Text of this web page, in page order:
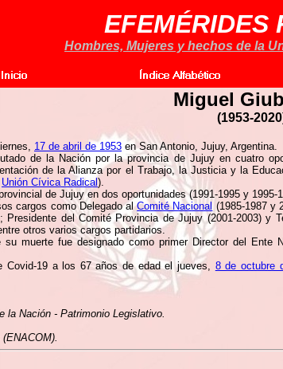
EFEMÉRIDES
Hombres, Mujeres y hechos de la
Miguel
(1953-
17 de abril de 1953 en San Antonio, Jujuy, Argentina.
de la Nación por la provincia de Jujuy en cuatro
de la Alianza por el Trabajo, la Justicia y la
Unión Cívica Radical).
de Jujuy en dos oportunidades (1991-1995 y 1995-
cargos como Delegado alComité Nacional (1985-1987 y
Presidente del Comité Provincia de Jujuy (2001-2003) y
otros varios cargos partidarios.
muerte fue designado como primer Director del Ente
Covid-19 a los 67 años de edad el jueves, 8 de octubre
la Nación - Patrimonio Legislativo.